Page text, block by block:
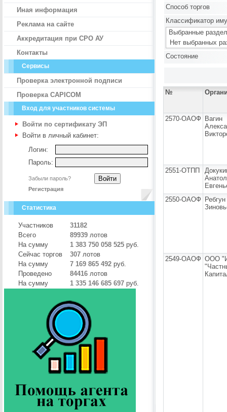
Иная информация
Реклама на сайте
Аккредитация при СРО АУ
Контакты
Сервисы
Проверка электронной подписи
Проверка CAPICOM
Вход для участников системы
Войти по сертификату ЭП
Войти в личный кабинет:
Логин:
Пароль:
Забыли пароль?
Регистрация
Статистика
Участников
31182
Всего
89939 лотов
На сумму
1 383 750 058 525 руб.
Сейчас торгов
307 лотов
На сумму
7 169 865 492 руб.
Проведено
84416 лотов
На сумму
1 335 146 685 697 руб.
Способ торгов
Классификатор
Выбранные
Нет выбранных
Состояние
№
2570-ОАОФ
Вагин
2551-ОТПП
2550-ОАОФ
2549-ОАОФ ООО